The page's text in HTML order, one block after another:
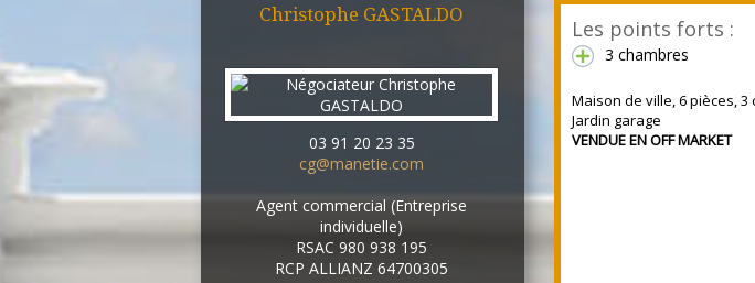
Christophe GASTALDO
03 91 20 23 35
cg@manetie.com
Agent commercial (Entreprise
individuelle)
RSAC 980 938 195
RCP ALLIANZ 64700305
Les points forts :
3 chambres
Maison de ville, 6 pièces, 3
Jardin garage
VENDUE EN OFF MARKET